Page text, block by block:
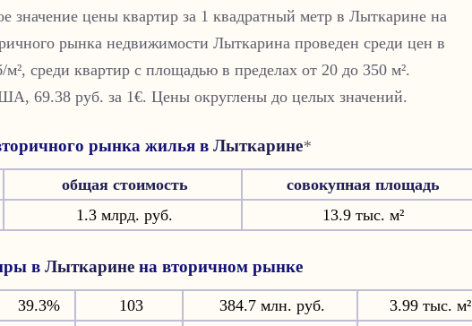
значение цены квартир за 1 квадратный метр в Лыткарине на
рынка недвижимости Лыткарина проведен среди цен в
cреди квартир с площадью в пределах от 20 до 350 м².
69.38 руб. за 1€. Цены округлены до целых значений.
рынка жилья в Лыткарине*
общая стоимость
совокупная площадь
1.3 млрд. руб. 13.9 тыс. м²
в Лыткаринена вторичном рынке
39.3% 103 384.7 млн. руб.
3.99 тыс. м²